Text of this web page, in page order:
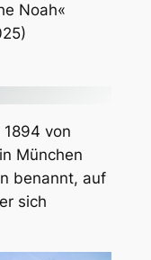
Noah«
von
München
benannt, auf
sich